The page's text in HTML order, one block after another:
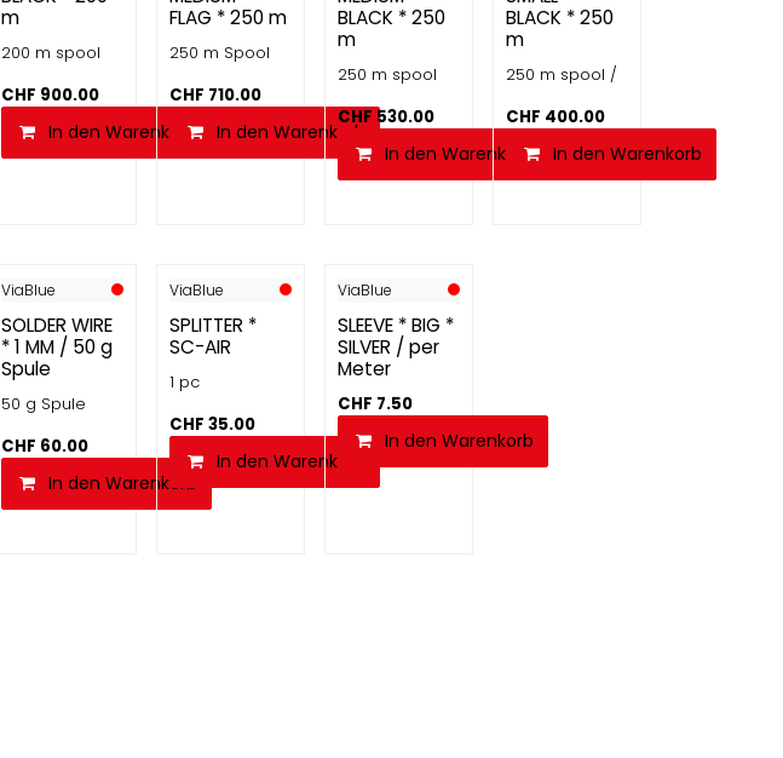
m
200 m spool
CHF 900.00
In den Warenkorb
FLAG * 250 m
250 m Spool
CHF 710.00
In den Warenkorb
BLACK * 250
m
250 m spool
CHF 530.00
In den Warenkorb
BLACK * 250
m
250 m spool /
CHF 400.00
In den Warenkorb
ViaBlue
SOLDER WIRE
* 1 MM / 50 g
Spule
50 g Spule
CHF 60.00
In den Warenkorb
ViaBlue
SPLITTER *
SC-AIR
1 pc
CHF 35.00
In den Warenkorb
ViaBlue
SLEEVE * BIG *
SILVER / per
Meter
CHF 7.50
In den Warenkorb